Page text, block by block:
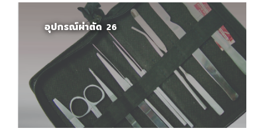
อุปกรณ์ผ่าตัด 26